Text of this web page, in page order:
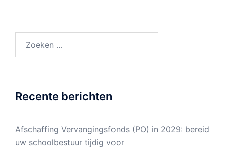
Recente berichten
Afschaffing Vervangingsfonds (PO) in 2029: bereid
uw schoolbestuur tijdig voor